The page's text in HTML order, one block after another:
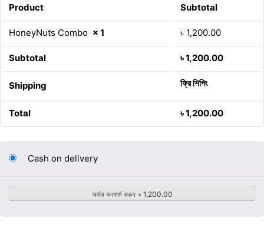
Product Subtotal
HoneyNuts Combo × 1 ৳ 1,200.00
Subtotal ৳1,200.00
Shipping ফ্রি শিপিং
Total ৳1,200.00
Cash on delivery
অর্ডার কনফার্ম করুন ৳ 1,200.00